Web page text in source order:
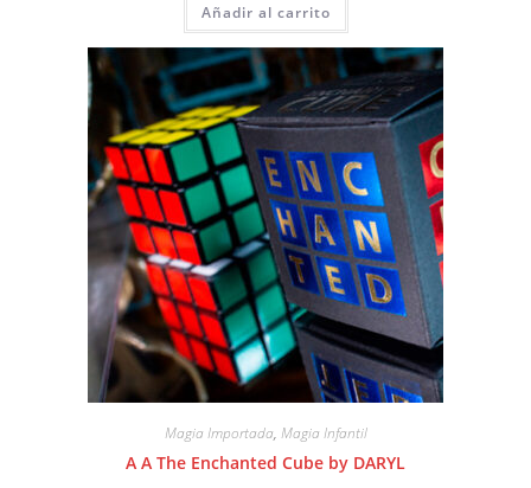
Añadir al carrito
Magia Importada, Magia Infantil
A A The Enchanted Cube by DARYL